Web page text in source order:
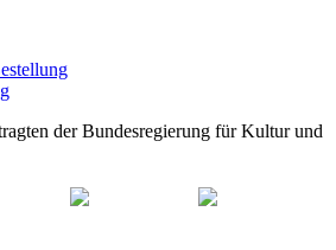
der Bundesregierung für Kultur und